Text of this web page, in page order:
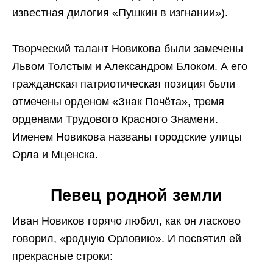
известная дилогия «Пушкин в изгнании»).
Творческий талант Новикова были замечены
Львом Толстым и Александром Блоком. А его
гражданская патриотическая позиция были
отмечены орденом «Знак Почёта», тремя
орденами Трудового Красного Знамени.
Именем Новикова названы городские улицы
Орла и Мценска.
Певец родной земли
Иван Новиков горячо любил, как он ласково
говорил, «родную Орловию». И посвятил ей
прекрасные строки: